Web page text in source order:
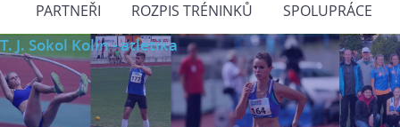
PARTNEŘI ROZPIS TRÉNINKŮ SPOLUPRÁCE
T. J. Sokol Kolín - atletika